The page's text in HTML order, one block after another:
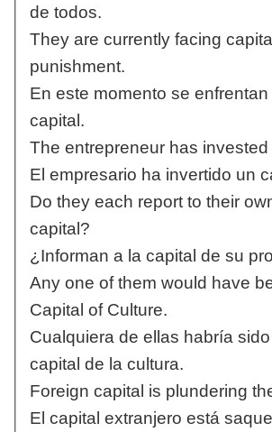
de todos.
They are currently facing capital
punishment.
En este momento se
capital.
The entrepreneur has invested
El empresario ha invertido un
Do they each report to their
capital?
¿Informan a la capital de su
Any one of them would have
Capital of Culture.
Cualquiera de ellas habría
capital de la cultura.
Foreign capital is plundering
El capital extranjero está